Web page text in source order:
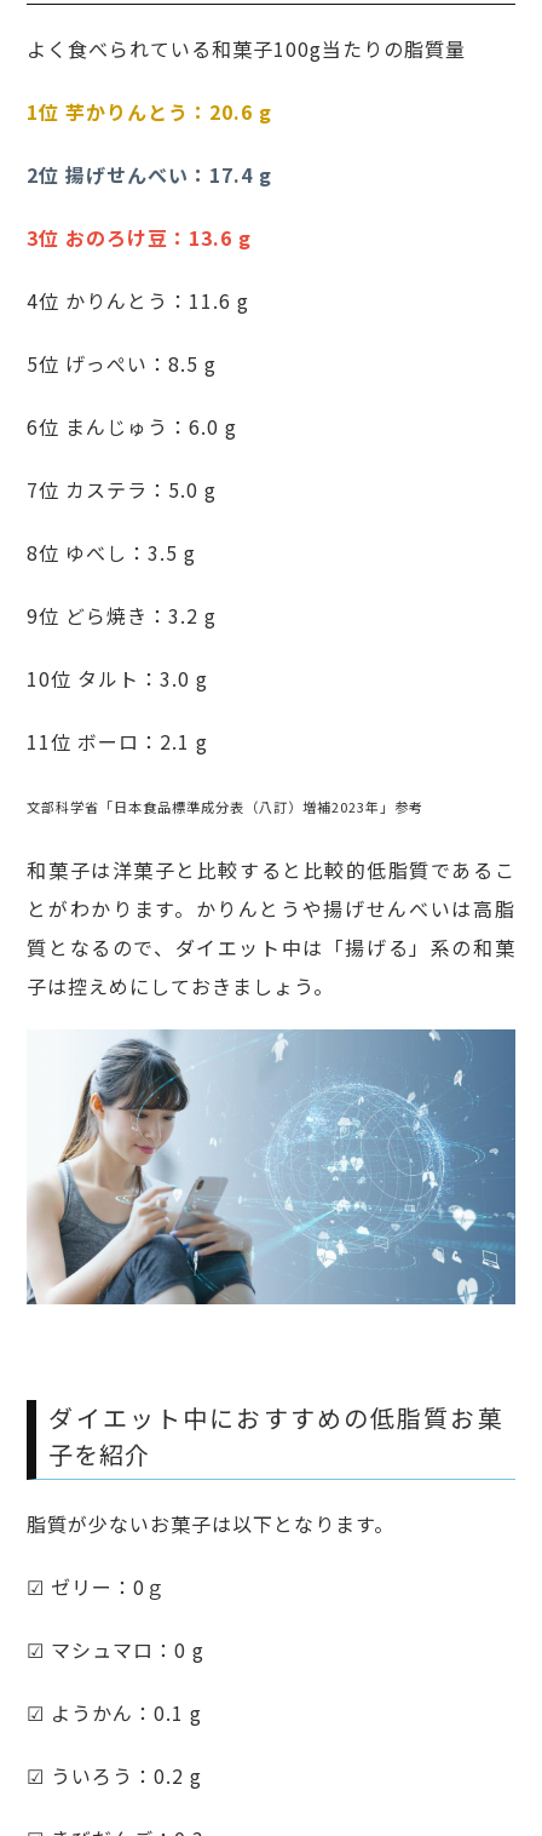
よく食べられている和菓子100g当たりの脂質量
1位 芋かりんとう：20.6 g
2位 揚げせんべい：17.4 g
3位 おのろけ豆：13.6 g
4位 かりんとう：11.6 g
5位 げっぺい：8.5 g
6位 まんじゅう：6.0 g
7位 カステラ：5.0 g
8位 ゆべし：3.5 g
9位 どら焼き：3.2 g
10位 タルト：3.0 g
11位 ボーロ：2.1 g
文部科学省「日本食品標準成分表（八訂）増補2023年」参考
和菓子は洋菓子と比較すると比較的低脂質であるこ
とがわかります。かりんとうや揚げせんべいは高脂
質となるので、ダイエット中は「揚げる」系の和菓
子は控えめにしておきましょう。
ダイエット中におすすめの低脂質お菓
子を紹介
脂質が少ないお菓子は以下となります。
☑ ゼリー：0ｇ
☑ マシュマロ：0 g
☑ ようかん：0.1 g
☑ ういろう：0.2 g